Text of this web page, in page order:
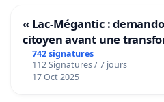
« Lac-Mégantic :
citoyen avant une
de notre territoire »
742 signatures
112 Signatures / 7 jours
17 Oct 2025